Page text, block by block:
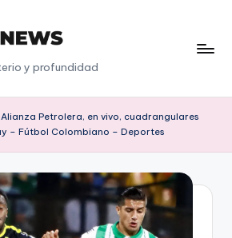
y profundidad
Petrolera, en vivo, cuadrangulares
– Fútbol Colombiano – Deportes